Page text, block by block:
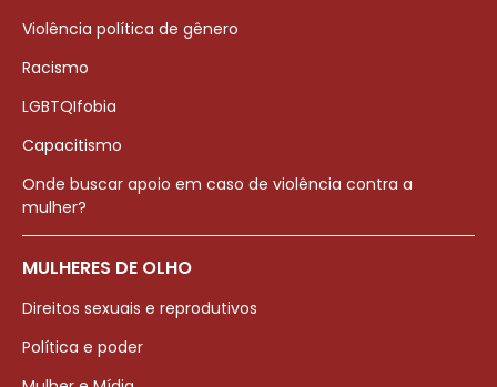
Violência política de gênero
Racismo
LGBTQIfobia
Capacitismo
Onde buscar apoio em caso de violência contra a
mulher?
MULHERES DE OLHO
Direitos sexuais e reprodutivos
Política e poder